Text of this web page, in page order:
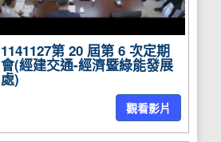
1141127第 20 屆第 6 次定期
會(經建交通-經濟暨綠能發展
處)
觀看影片